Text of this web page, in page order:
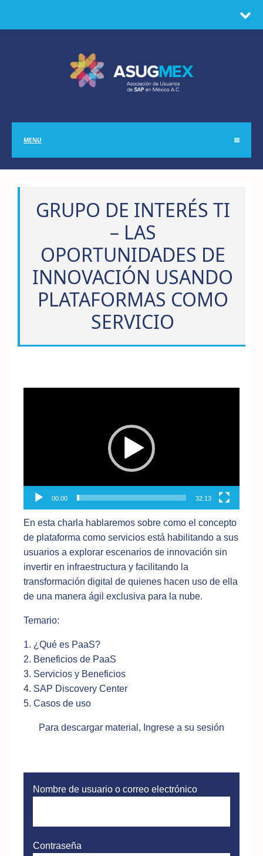
MENU
GRUPO DE INTERÉS TI
– LAS
OPORTUNIDADES DE
INNOVACIÓN USANDO
PLATAFORMAS COMO
SERVICIO
00:00 32:13
En esta charla hablaremos sobre como el concepto
de plataforma como servicios está habilitando a sus
usuarios a explorar escenarios de innovación sin
invertir en infraestructura y facilitando la
transformación digital de quienes hacen uso de ella
de una manera ágil exclusiva para la nube.
Temario:
1. ¿Qué es PaaS?
2. Beneficios de PaaS
3. Servicios y Beneficios
4. SAP Discovery Center
5. Casos de uso
Para descargar material, Ingrese a su sesión
Nombre de usuario o correo electrónico
Contraseña